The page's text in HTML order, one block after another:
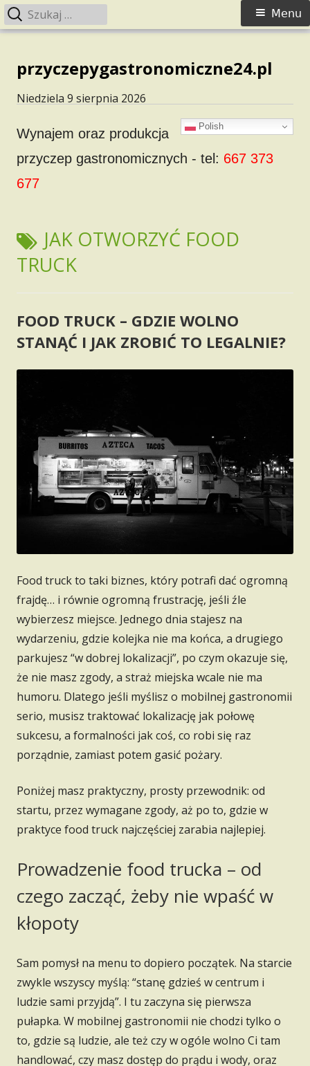
content
przyczepygastronomiczne24.pl
Niedziela 9 sierpnia 2026
Polish
Wynajem oraz produkcja
przyczep gastronomicznych - tel: 667 373
677
Menu
Menu
Szukaj:
TAGI:
JAK OTWORZYĆ FOOD
TRUCK
FOOD TRUCK – GDZIE WOLNO
STANĄĆ I JAK ZROBIĆ TO LEGALNIE?
Food truck to taki biznes, który potrafi dać ogromną
frajdę… i równie ogromną frustrację, jeśli źle
wybierzesz miejsce. Jednego dnia stajesz na
wydarzeniu, gdzie kolejka nie ma końca, a drugiego
parkujesz “w dobrej lokalizacji”, po czym okazuje się,
że nie masz zgody, a straż miejska wcale nie ma
humoru. Dlatego jeśli myślisz o mobilnej gastronomii
serio, musisz traktować lokalizację jak połowę
sukcesu, a formalności jak coś, co robi się raz
porządnie, zamiast potem gasić pożary.
Poniżej masz praktyczny, prosty przewodnik: od
startu, przez wymagane zgody, aż po to, gdzie w
praktyce food truck najczęściej zarabia najlepiej.
Prowadzenie food trucka – od
czego zacząć, żeby nie wpaść w
kłopoty
Sam pomysł na menu to dopiero początek. Na starcie
zwykle wszyscy myślą: “stanę gdzieś w centrum i
ludzie sami przyjdą”. I tu zaczyna się pierwsza
pułapka. W mobilnej gastronomii nie chodzi tylko o
to, gdzie są ludzie, ale też czy w ogóle wolno Ci tam
handlować, czy masz dostęp do prądu i wody, oraz